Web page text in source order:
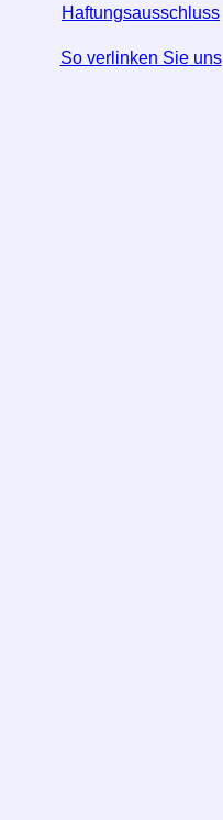
Haftungsausschluss
So verlinken Sie uns